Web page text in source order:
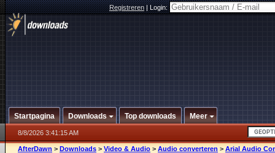
Registreren|Login:
Startpagina Downloads Top downloads Meer
8/8/2026 3:41:15 AM
AfterDawn > Downloads > Video & Audio > Audio converteren > Arial Audio